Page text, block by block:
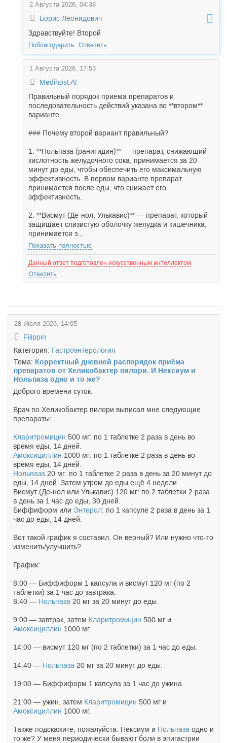
2 Августа 2026, 04:38
Борис Леонидович
Здравствуйте! Второй
Поблагодарить Ответить
1 Августа 2026, 17:53
Medihost AI
Правильный порядок приема препаратов и
последовательность действий указана во **втором**
варианте.
### Почему второй вариант правильный?
1. **Нольпаза (ранитидин)** — препарат, снижающий
кислотность желудочного сока, принимается за 20
минут до еды, чтобы обеспечить его максимальную
эффективность. В первом варианте препарат
принимается после еды, что снижает его
эффективность.
2. **Висмут (Де-нол, Улькавис)** — препарат, который
защищает слизистую оболочку желудка и кишечника,
принимается з...
Показать полностью
Данный ответ подготовлен искусственным интеллектом
Ответить
28 Июля 2026, 14:05
Filippin
Категория: Гастроэнтерология
Тема: Корректный дневной распорядок приёма
препаратов от Хеликобактер пилори. И Нексиум и
Нольпаза одно и то же?
Доброго времени суток.
Врач по Хеликобактер пилори выписал мне следующие
препараты:
Кларитромицин 500 мг: по 1 таблетке 2 раза в день во
время еды, 14 дней.
Амоксициллин 1000 мг: по 1 таблетке 2 раза в день во
время еды, 14 дней.
Нольпаза 20 мг: по 1 таблетке 2 раза в день за 20 минут до
еды, 14 дней. Затем утром до еды ещё 4 недели.
Висмут (Де-нол или Улькавис) 120 мг: по 2 таблетки 2 раза
в день за 1 час до еды, 30 дней.
Биффиформ или Энтерол: по 1 капсуле 2 раза в день за 1
час до еды, 14 дней.
Вот такой график я составил. Он верный? Или нужно что-то
изменить/улучшить?
График:
8:00 — Биффиформ 1 капсула и висмут 120 мг (по 2
таблетки) за 1 час до завтрака.
8:40 — Нольпаза 20 мг за 20 минут до еды.
9:00 — завтрак, затем Кларитромицин 500 мг и
Амоксициллин 1000 мг.
14:00 — висмут 120 мг (по 2 таблетки) за 1 час до еды.
14:40 — Нольпаза 20 мг за 20 минут до еды.
19:00 — Биффиформ 1 капсула за 1 час до ужина.
21:00 — ужин, затем Кларитромицин 500 мг и
Амоксициллин 1000 мг.
Также подскажите, пожалуйста: Нексиум и Нольпаза одно и
то же? У меня периодически бывают боли в эпигастрии